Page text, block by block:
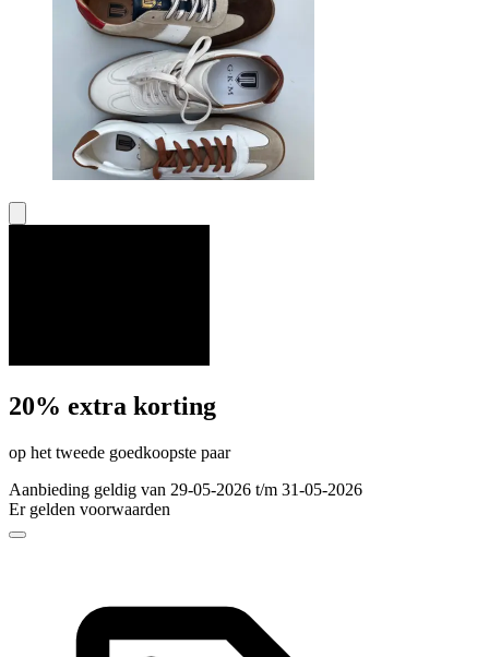
20% extra korting
op het tweede goedkoopste paar
Aanbieding geldig van 29-05-2026 t/m 31-05-2026
Er gelden voorwaarden